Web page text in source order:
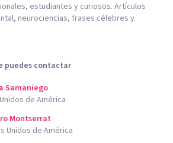
estudiantes y curiosos. Artículos
neurociencias, frases célebres y
puedes contactar
Samaniego
de América
Montserrat
Unidos de América